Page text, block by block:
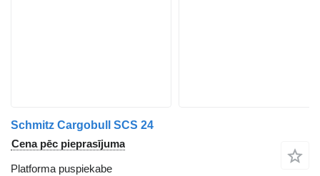
Schmitz Cargobull SCS 24
Cena pēc pieprasījuma
Platforma puspiekabe